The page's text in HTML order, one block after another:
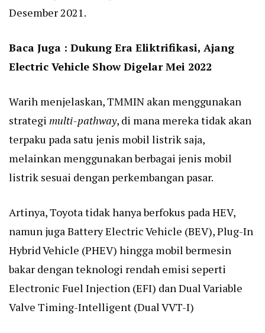
Desember 2021.
Baca Juga : Dukung Era Eliktrifikasi, Ajang
Electric Vehicle Show Digelar Mei 2022
Warih menjelaskan, TMMIN akan menggunakan
strategi multi-pathway, di mana mereka tidak akan
terpaku pada satu jenis mobil listrik saja,
melainkan menggunakan berbagai jenis mobil
listrik sesuai dengan perkembangan pasar.
Artinya, Toyota tidak hanya berfokus pada HEV,
namun juga Battery Electric Vehicle (BEV), Plug-In
Hybrid Vehicle (PHEV) hingga mobil bermesin
bakar dengan teknologi rendah emisi seperti
Electronic Fuel Injection (EFI) dan Dual Variable
Valve Timing-Intelligent (Dual VVT-I)